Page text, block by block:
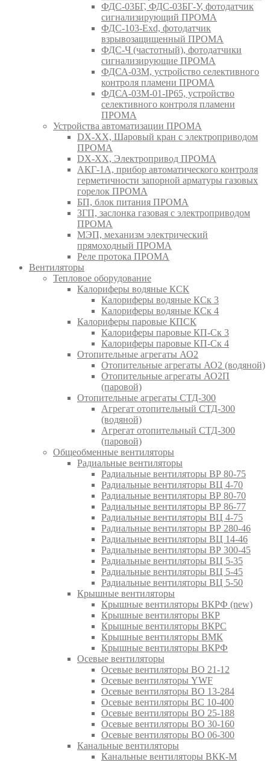
ФДС-03БГ, ФДС-03БГ-У, фотодатчик
сигнализирующий ПРОМА
ФДС-103-Ехd, фотодатчик
взрывозащищенный ПРОМА
ФДС-Ч (частотный), фотодатчики
сигнализирующие ПРОМА
ФДСА-03М, устройство селективного
контроля пламени ПРОМА
ФДСА-03М-01-IP65, устройство
селективного контроля пламени
ПРОМА
Устройства автоматизации ПРОМА
DX-XX, Шаровый кран c электроприводом
ПРОМА
DX-XX, Электропривод ПРОМА
АКГ-1А, прибор автоматического контроля
герметичности запорной арматуры газовых
горелок ПРОМА
БП, блок питания ПРОМА
ЗГП, заслонка газовая с электроприводом
ПРОМА
МЭП, механизм электрический
прямоходный ПРОМА
Реле протока ПРОМА
Вентиляторы
Тепловое оборудование
Калориферы водяные КСК
Калориферы водяные КСк 3
Калориферы водяные КСк 4
Калориферы паровые КПСК
Калориферы паровые КП-Ск 3
Калориферы паровые КП-Ск 4
Отопительные агрегаты АО2
Отопительные агрегаты АО2 (водяной)
Отопительные агрегаты АО2П
(паровой)
Отопительные агрегаты СТД-300
Агрегат отопительный СТД-300
(водяной)
Агрегат отопительный СТД-300
(паровой)
Общеобменные вентиляторы
Радиальные вентиляторы
Радиальные вентиляторы ВР 80-75
Радиальные вентиляторы ВЦ 4-70
Радиальные вентиляторы ВР 80-70
Радиальные вентиляторы ВР 86-77
Радиальные вентиляторы ВЦ 4-75
Радиальные вентиляторы ВР 280-46
Радиальные вентиляторы ВЦ 14-46
Радиальные вентиляторы ВР 300-45
Радиальные вентиляторы ВЦ 5-35
Радиальные вентиляторы ВЦ 5-45
Радиальные вентиляторы ВЦ 5-50
Крышные вентиляторы
Крышные вентиляторы ВКРФ (new)
Крышные вентиляторы ВКР
Крышные вентиляторы ВКРС
Крышные вентиляторы ВМК
Крышные вентиляторы ВКРФ
Осевые вентиляторы
Осевые вентиляторы ВО 21-12
Осевые вентиляторы YWF
Осевые вентиляторы ВО 13-284
Осевые вентиляторы ВС 10-400
Осевые вентиляторы ВО 25-188
Осевые вентиляторы ВО 30-160
Осевые вентиляторы ВО 06-300
Канальные вентиляторы
Канальные вентиляторы ВКК-М